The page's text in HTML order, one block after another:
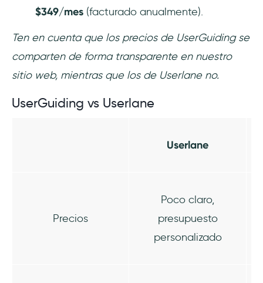
$349/mes (facturado anualmente).
Ten en cuenta que los precios de UserGuiding se
comparten de forma transparente en nuestro
sitio web, mientras que los de Userlane no.
UserGuiding vs Userlane
Userlane
Precios
Poco claro,
presupuesto
personalizado